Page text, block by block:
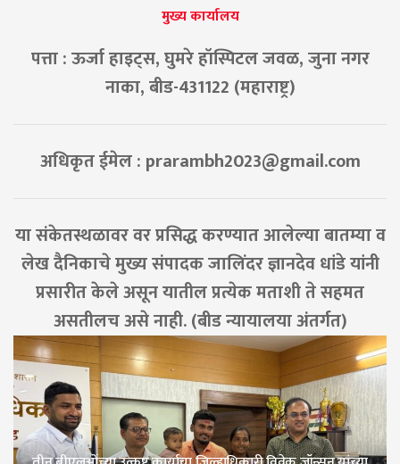
मुख्य कार्यालय
पत्ता : ऊर्जा हाइट्स, घुमरे हॉस्पिटल जवळ, जुना नगर
नाका, बीड-431122 (महाराष्ट्र)
अधिकृत ईमेल : prarambh2023@gmail.com
या संकेतस्थळावर वर प्रसिद्ध करण्यात आलेल्या बातम्या व
लेख दैनिकाचे मुख्य संपादक जालिंदर ज्ञानदेव धांडे यांनी
प्रसारीत केले असून यातील प्रत्येक मताशी ते सहमत
असतीलच असे नाही. (बीड न्यायालया अंतर्गत)